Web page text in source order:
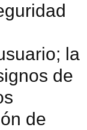
la
de
de